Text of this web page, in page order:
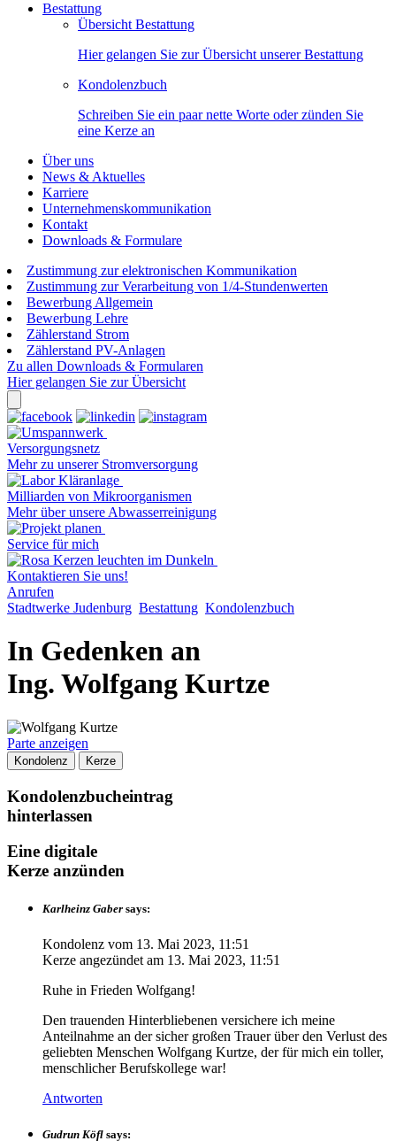
Bestattung
Übersicht Bestattung
Hier gelangen Sie zur Übersicht unserer Bestattung
Kondolenzbuch
Schreiben Sie ein paar nette Worte oder zünden Sie
eine Kerze an
Über uns
News & Aktuelles
Karriere
Unternehmenskommunikation
Kontakt
Downloads & Formulare
Zustimmung zur elektronischen Kommunikation
Zustimmung zur Verarbeitung von 1/4-Stundenwerten
Bewerbung Allgemein
Bewerbung Lehre
Zählerstand Strom
Zählerstand PV-Anlagen
Zu allen Downloads & Formularen
Hier gelangen Sie zur Übersicht
Versorgungsnetz
Mehr zu unserer Stromversorgung
Milliarden von Mikroorganismen
Mehr über unsere Abwasserreinigung
Service für mich
Kontaktieren Sie uns!
Anrufen
Stadtwerke Judenburg Bestattung Kondolenzbuch
In Gedenken an
Ing. Wolfgang Kurtze
Parte anzeigen
Kondolenz Kerze
Kondolenzbucheintrag
hinterlassen
Eine digitale
Kerze anzünden
Karlheinz Gaber says:
Kondolenz vom 13. Mai 2023, 11:51
Kerze angezündet am 13. Mai 2023, 11:51
Ruhe in Frieden Wolfgang!
Den trauenden Hinterbliebenen versichere ich meine
Anteilnahme an der sicher großen Trauer über den Verlust des
geliebten Menschen Wolfgang Kurtze, der für mich ein toller,
menschlicher Berufskollege war!
Antworten
Gudrun Köfl says: